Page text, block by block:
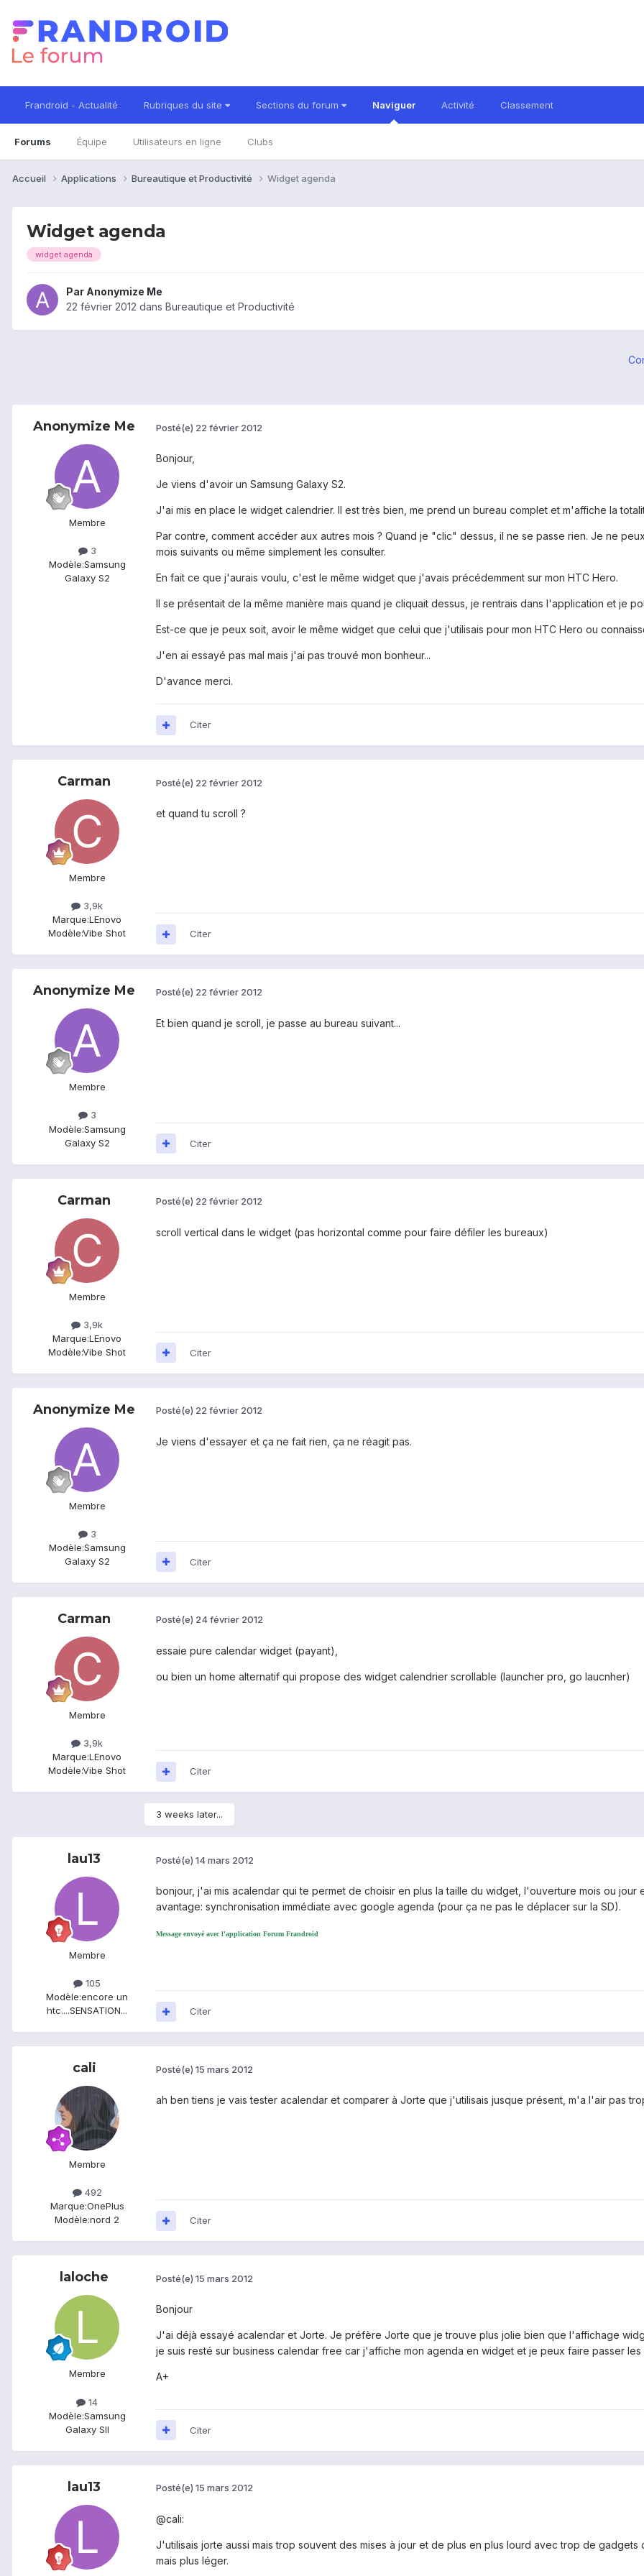
Frandroid - Actualité Rubriques du site Sections du forum Naviguer
Forums Équipe Utilisateurs en ligne Clubs
Activité Classement
Accueil Applications Bureautique et Productivité Widget agenda
Widget agenda
widget agenda
Par Anonymize Me
22 février 2012 dans Bureautique et Productivité
Anonymize Me
Membre
3
Modèle:Samsung
Galaxy S2
Posté(e) 22 février 2012
Bonjour,
Je viens d'avoir un Samsung Galaxy S2.
J'ai mis en place le widget calendrier. Il est très bien, me prend un bureau complet et m'affiche la
Par contre, comment accéder aux autres mois ? Quand je "clic" dessus, il ne se passe rien. Je ne
mois suivants ou même simplement les consulter.
En fait ce que j'aurais voulu, c'est le même widget que j'avais précédemment sur mon HTC Hero.
Il se présentait de la même manière mais quand je cliquait dessus, je rentrais dans l'application et je
Est-ce que je peux soit, avoir le même widget que celui que j'utilisais pour mon HTC Hero ou
J'en ai essayé pas mal mais j'ai pas trouvé mon bonheur...
D'avance merci.
Citer
Carman
Membre
3,9k
Marque:LEnovo
Modèle:Vibe Shot
Posté(e) 22 février 2012
et quand tu scroll ?
Citer
Anonymize Me
Membre
3
Modèle:Samsung
Galaxy S2
Posté(e) 22 février 2012
Et bien quand je scroll, je passe au bureau suivant...
Citer
Carman
Membre
3,9k
Marque:LEnovo
Modèle:Vibe Shot
Posté(e) 22 février 2012
scroll vertical dans le widget (pas horizontal comme pour faire défiler les bureaux)
Citer
Anonymize Me
Membre
3
Modèle:Samsung
Galaxy S2
Posté(e) 22 février 2012
Je viens d'essayer et ça ne fait rien, ça ne réagit pas.
Citer
Carman
Membre
3,9k
Marque:LEnovo
Modèle:Vibe Shot
Posté(e) 24 février 2012
essaie pure calendar widget (payant),
ou bien un home alternatif qui propose des widget calendrier scrollable (launcher pro, go laucnher)
Citer
3 weeks later...
lau13
Membre
105
Modèle:encore un
htc....SENSATION...
Posté(e) 14 mars 2012
bonjour, j'ai mis acalendar qui te permet de choisir en plus la taille du widget, l'ouverture mois ou
avantage: synchronisation immédiate avec google agenda (pour ça ne pas le déplacer sur la SD).
Message envoyé avec l'application Forum Frandroid
Citer
cali
Membre
492
Marque:OnePlus
Modèle:nord 2
Posté(e) 15 mars 2012
ah ben tiens je vais tester acalendar et comparer à Jorte que j'utilisais jusque présent, m'a l'air pas
Citer
laloche
Membre
14
Modèle:Samsung
Galaxy SII
Posté(e) 15 mars 2012
Bonjour
J'ai déjà essayé acalendar et Jorte. Je préfère Jorte que je trouve plus jolie bien que l'affichage
je suis resté sur business calendar free car j'affiche mon agenda en widget et je peux faire passer
A+
Citer
lau13 Posté(e) 15 mars 2012
@cali:
J'utilisais jorte aussi mais trop souvent des mises à jour et de plus en plus lourd avec trop de
mais plus léger.